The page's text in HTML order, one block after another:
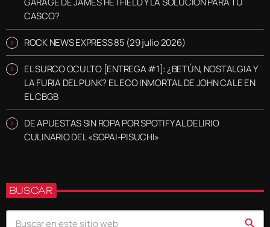
CASCO?
ROCK NEWS EXPRESS 85 (29 julio 2026)
EL SURCO OCULTO [ENTREGA #1]: ¿BETÚN, NOSTALGIA Y
LA FURIA DEL PUNK? EL ECO INMORTAL DE JOHN CALE EN
EL CBGB
DE APUESTAS SIN ROPA POR SPOTIFY AL DELIRIO
CULINARIO DEL «SOPAI-PISUCHI»
BUSCAR
search